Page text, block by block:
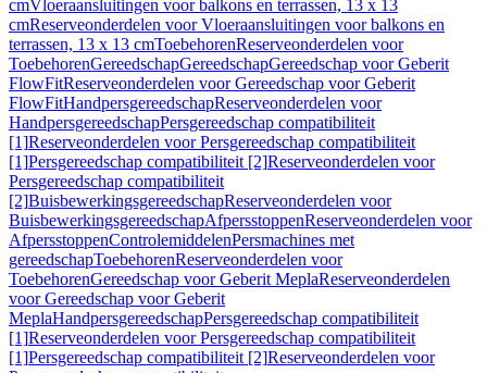
cmVloeraansluitingen voor balkons en terrassen, 13 x 13
cmReserveonderdelen voor Vloeraansluitingen voor balkons en
terrassen, 13 x 13 cmToebehorenReserveonderdelen voor
ToebehorenGereedschapGereedschapGereedschap voor Geberit
FlowFitReserveonderdelen voor Gereedschap voor Geberit
FlowFitHandpersgereedschapReserveonderdelen voor
HandpersgereedschapPersgereedschap compatibiliteit
[1]Reserveonderdelen voor Persgereedschap compatibiliteit
[1]Persgereedschap compatibiliteit [2]Reserveonderdelen voor
Persgereedschap compatibiliteit
[2]BuisbewerkingsgereedschapReserveonderdelen voor
BuisbewerkingsgereedschapAfpersstoppenReserveonderdelen voor
AfpersstoppenControlemiddelenPersmachines met
gereedschapToebehorenReserveonderdelen voor
ToebehorenGereedschap voor Geberit MeplaReserveonderdelen
voor Gereedschap voor Geberit
MeplaHandpersgereedschapPersgereedschap compatibiliteit
[1]Reserveonderdelen voor Persgereedschap compatibiliteit
[1]Persgereedschap compatibiliteit [2]Reserveonderdelen voor